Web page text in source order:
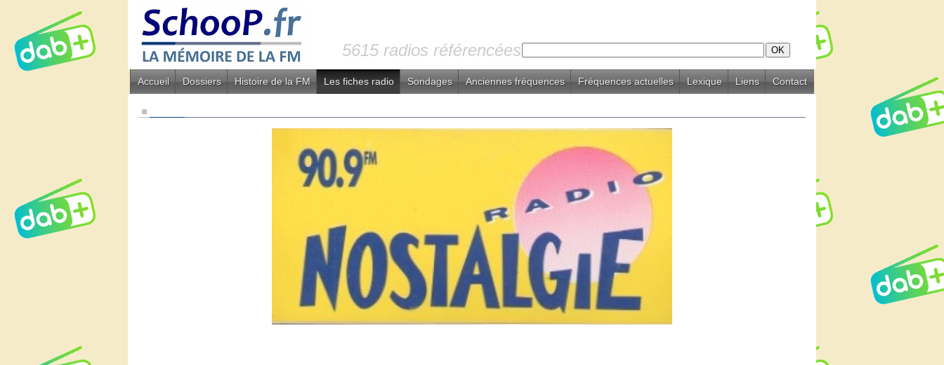
5615 radios référencées
Accueil Dossiers Histoire de la FM Les fiches radio Sondages Anciennes fréquences Fréquences actuelles Lexique Liens Contact